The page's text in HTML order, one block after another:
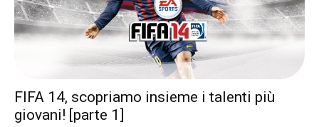
FIFA 14, scopriamo insieme i talenti più
giovani! [parte 1]